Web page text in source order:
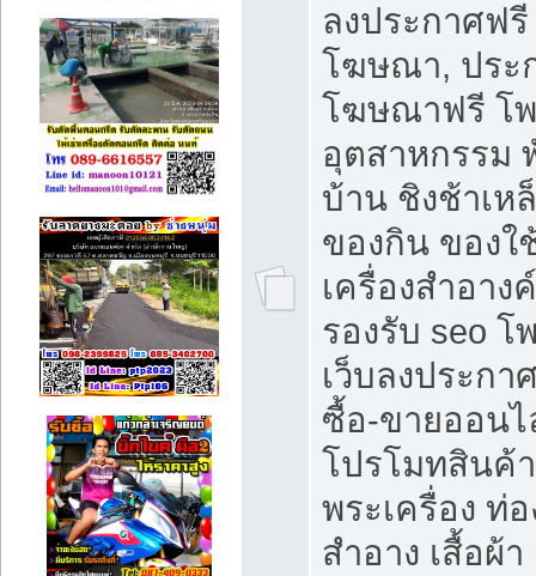
ลงประกาศฟ
โฆษณา, ประ
โฆษณาฟรี โ
อุตสาหกรรม
บ้าน ชิงช้าเห
ของกิน ของใ
เครื่องสำอา
รองรับ seo โ
เว็บลงประก
ซื้อ-ขายออน
โปรโมทสินค้
พระเครื่อง ท่อ
สำอาง เสื้อผ้